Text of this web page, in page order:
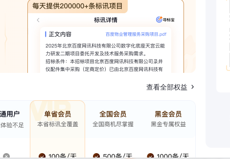
查看全部权益